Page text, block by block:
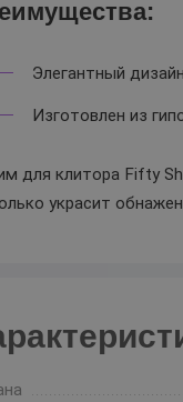
Элегантный
Изготовлен из
для клитора Fifty
украсит